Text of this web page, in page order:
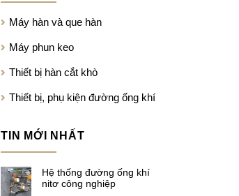
Máy hàn và que hàn
Máy phun keo
Thiết bị hàn cắt khò
Thiết bị, phụ kiện đường ống khí
TIN MỚI NHẤT
Hệ thống đường ống khí
nitơ công nghiệp